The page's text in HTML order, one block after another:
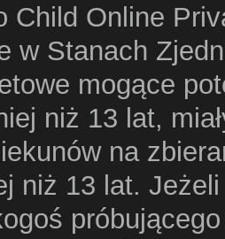
Child Online
w Stanach
mogące
niż 13 lat,
na
niż 13 lat.